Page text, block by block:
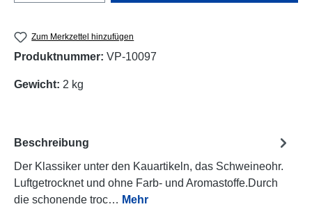
Zum Merkzettel hinzufügen
Produktnummer: VP-10097
Gewicht: 2 kg
Beschreibung
Der Klassiker unter den Kauartikeln, das Schweineohr.
Luftgetrocknet und ohne Farb- und Aromastoffe.Durch
die schonende troc… Mehr